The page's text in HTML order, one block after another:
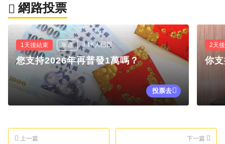
網路投票
1天後結束 單選 3.1K人已投
您支持2026年再普發1萬嗎？
投票去
2天
你
上一篇 下一篇